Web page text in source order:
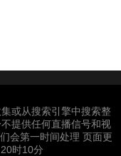
或从搜索引擎中搜索整
提供任何直播信号和视
会第一时间处理 页面更
时10分